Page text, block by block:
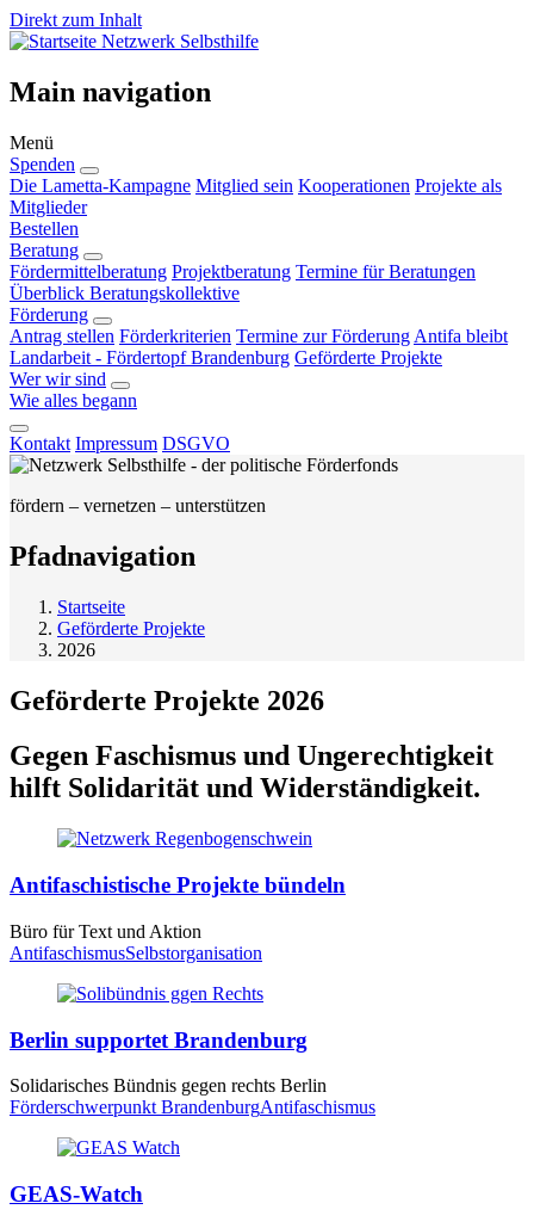
Direkt zum Inhalt
Netzwerk Selbsthilfe
Main navigation
Menü
Spenden
Die Lametta-Kampagne Mitglied sein Kooperationen Projekte als
Mitglieder
Bestellen
Beratung
Fördermittelberatung Projektberatung Termine für Beratungen
Überblick Beratungskollektive
Förderung
Antrag stellen Förderkriterien Termine zur Förderung Antifa bleibt
Landarbeit - Fördertopf Brandenburg Geförderte Projekte
Wer wir sind
Wie alles begann
Kontakt Impressum DSGVO
fördern – vernetzen – unterstützen
Pfadnavigation
Startseite
Geförderte Projekte
2026
Geförderte Projekte 2026
Gegen Faschismus und Ungerechtigkeit
hilft Solidarität und Widerständigkeit.
Antifaschistische Projekte bündeln
Büro für Text und Aktion
AntifaschismusSelbstorganisation
Berlin supportet Brandenburg
Solidarisches Bündnis gegen rechts Berlin
Förderschwerpunkt BrandenburgAntifaschismus
GEAS-Watch